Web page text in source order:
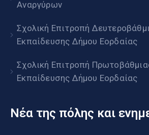
Αναργύρων
Σχολική Επιτροπή
Εκπαίδευσης Δήμου Εορδαίας
Σχολική Επιτροπή
Εκπαίδευσης Δήμου Εορδαίας
Νέα της πόλης και